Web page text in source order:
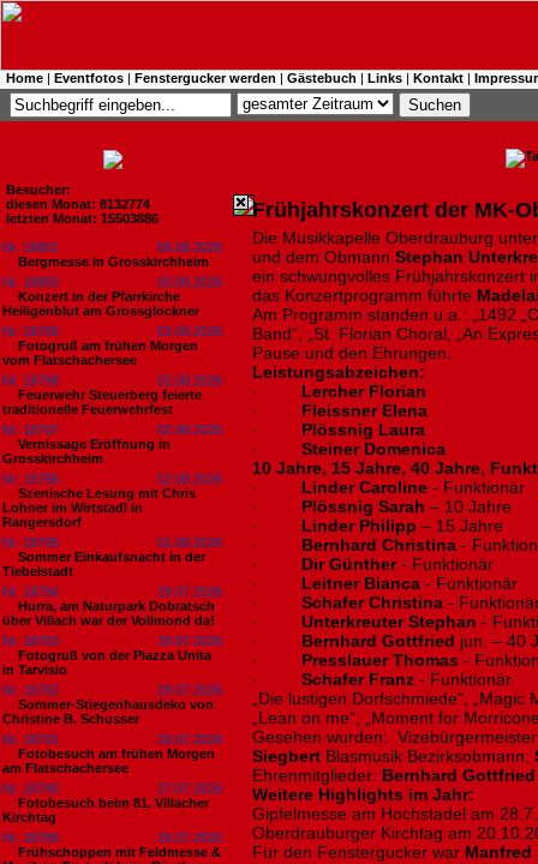
Home | Eventfotos | Fenstergucker werden | Gästebuch | Links | Kontakt |
Besucher:
diesen Monat: 8132774
letzten Monat: 15503886
Nr. 18801
06.08.2026
Bergmesse in Grosskirchheim
Nr. 18800
03.08.2026
Konzert in der Pfarrkirche
Heiligenblut am Grossglockner
Nr. 18799
03.08.2026
Fotogruß am frühen Morgen
vom Flatschachersee
Nr. 18798
02.08.2026
Feuerwehr Steuerberg feierte
traditionelle Feuerwehrfest
Nr. 18797
02.08.2026
Vernissage Eröffnung in
Grosskirchheim
Nr. 18796
02.08.2026
Szenische Lesung mit Chris
Lohner im Wirtstadl in
Rangersdorf
Nr. 18795
01.08.2026
Sommer Einkaufsnacht in der
Tiebelstadt
Nr. 18794
29.07.2026
Hurra, am Naturpark Dobratsch
über Villach war der Vollmond da!
Nr. 18793
29.07.2026
Fotogruß von der Piazza Unita
in Tarvisio
Nr. 18792
29.07.2026
Sommer-Stiegenhausdeko von
Christine B. Schusser
Nr. 18791
29.07.2026
Fotobesuch am frühen Morgen
am Flatschachersee
Nr. 18790
27.07.2026
Fotobesuch beim 81. Villacher
Kirchtag
Nr. 18789
26.07.2026
Frühschoppen mit Feldmesse &
Frühjahrskonzert der MK-
Die Musikkapelle Oberdrauburg
und dem Obmann Stephan
ein schwungvolles Frühjahrskonzert
das Konzertprogramm führte
Am Programm standen u.a.: „1492
Band“, „St. Florian Choral, „An
Pause und den Ehrungen.
Leistungsabzeichen:
· Lercher Florian
· Fleissner Elena
· Plössnig Laura
· Steiner Domenica
10 Jahre, 15 Jahre, 40 Jahre,
· Linder Caroline - Funktionär
· Plössnig Sarah – 10 Jahre
· Linder Philipp – 15 Jahre
· Bernhard Christina -
· Dir Günther- Funktionär
· Leitner Bianca - Funktionär
· Schafer Christina -
· Unterkreuter Stephan -
· Bernhard Gottfried jun. – 40
· Presslauer Thomas -
· Schafer Franz - Funktionär
„Die lustigen Dorfschmiede“,
„Lean on me“, „Moment for
Gesehen wurden:
Siegbert Blasmusik Bezirksobmann:
Ehrenmitglieder: Bernhard
Weitere Highlights im Jahr:
Gipfelmesse am Hochstadel am
Oberdrauburger Kirchtag am
Für den Fenstergucker war